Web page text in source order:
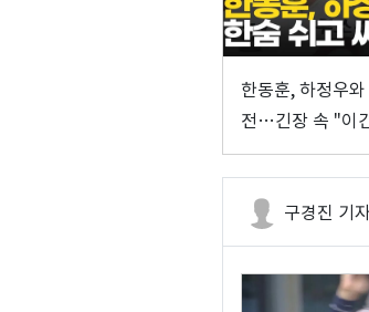
한동훈, 하정우
전…긴장 속 "이
구경진 기